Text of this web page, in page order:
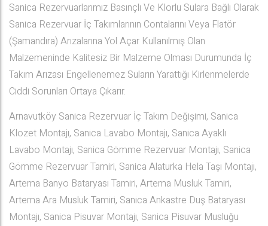
Sanica Rezervuarlarımız Basınçlı Ve Klorlu Sulara Bağlı Olarak
Sanica Rezervuar İç Takımlarının Contalarını Veya Flatör
(Şamandıra) Arızalarına Yol Açar Kullanılmış Olan
Malzemeninde Kalitesiz Bir Malzeme Olması Durumunda İç
Takım Arızası Engellenemez Suların Yarattığı Kirlenmelerde
Ciddi Sorunları Ortaya Çıkarır.
Arnavutköy Sanica Rezervuar İç Takım Değişimi, Sanica
Klozet Montajı, Sanica Lavabo Montajı, Sanica Ayaklı
Lavabo Montajı, Sanica Gömme Rezervuar Montajı, Sanica
Gömme Rezervuar Tamiri, Sanica Alaturka Hela Taşı Montajı,
Artema Banyo Bataryası Tamiri, Artema Musluk Tamiri,
Artema Ara Musluk Tamiri, Sanica Ankastre Duş Bataryası
Montajı, Sanica Pisuvar Montajı, Sanica Pisuvar Musluğu